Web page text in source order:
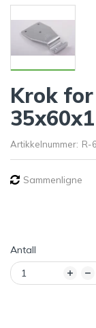
Krok for
Artikkelnummer: R-
Sammenligne
Antall